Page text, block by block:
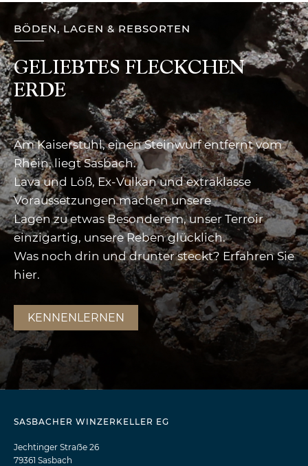
BÖDEN, LAGEN & REBSORTEN
GELIEBTES FLECKCHEN
ERDE
Am Kaiserstuhl, einen Steinwurf entfernt vom
Rhein, liegt Sasbach.
Lava und Löß, Ex-Vulkan und extraklasse
Voraussetzungen machen unsere
Lagen zu etwas Besonderem, unser Terroir
einzigartig, unsere Reben glücklich.
Was noch drin und drunter steckt? Erfahren Sie
hier.
KENNENLERNEN
SASBACHER WINZERKELLER EG
Jechtinger Straẞe 26
79361 Sasbach